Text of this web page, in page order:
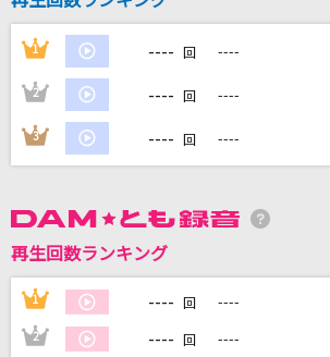
Stand By You
Official髭男dism
DAMに会員登録・ログインして
1 ---- 回 ----
2 ---- 回 ----
3 ---- 回 ----
再生回数ランキング
1 ---- 回 ----
2 ---- 回 ----